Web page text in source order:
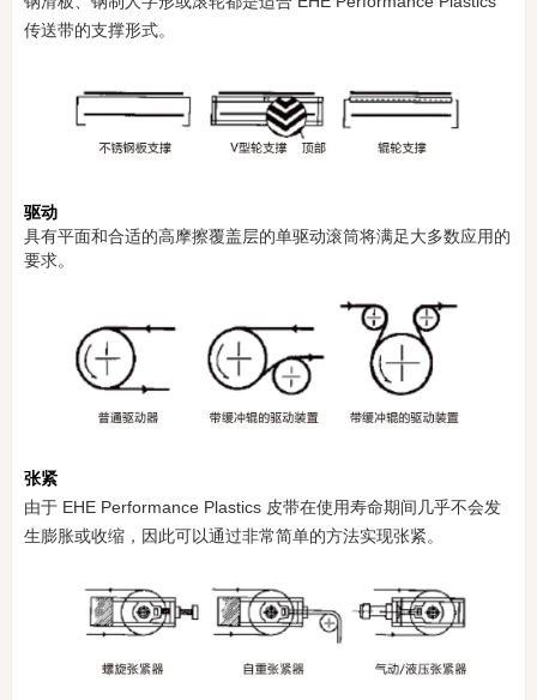
传送带的支撑形式。
驱动
具有平面和合适的高摩擦覆盖层的单驱动滚筒将满足大多数应用的
要求。
张紧
由于 EHE Performance Plastics 皮带在使用寿命期间几乎不会发
生膨胀或收缩，因此可以通过非常简单的方法实现张紧。